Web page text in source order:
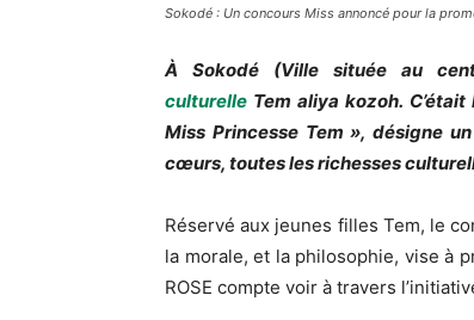
Sokodé : Un concours Miss annoncé pour la
À Sokodé (Ville située au
culturelle Tem aliya kozoh.
Miss Princesse Tem », désigne
cœurs, toutes les richesses
Réservé aux jeunes filles Tem, le
la morale, et la philosophie, vise à
ROSE compte voir à travers